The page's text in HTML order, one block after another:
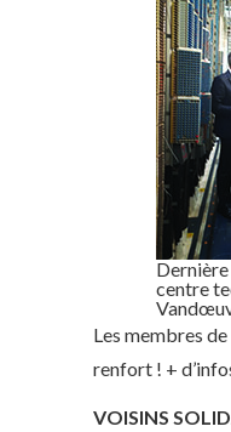
centre
Les membres
renfort ! +
VOISINS